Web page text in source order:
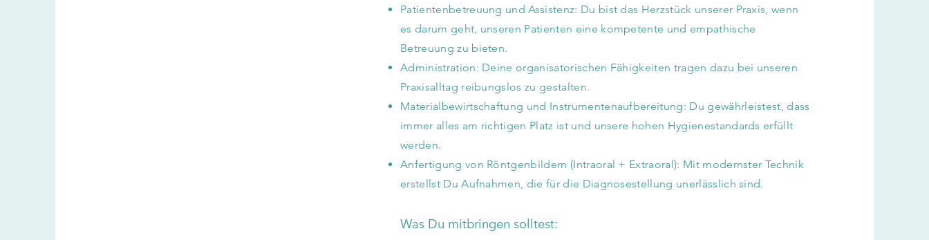
Patientenbetreuung und Assistenz: Du bist das Herzstück unserer Praxis, wenn
es darum geht, unseren Patienten eine kompetente und empathische
Betreuung zu bieten.
Administration: Deine organisatorischen Fähigkeiten tragen dazu bei unseren
Praxisalltag reibungslos zu gestalten.
Materialbewirtschaftung und Instrumentenaufbereitung: Du gewährleistest, dass
immer alles am richtigen Platz ist und unsere hohen Hygienestandards erfüllt
werden.
Anfertigung von Röntgenbildern (Intraoral + Extraoral): Mit modernster Technik
erstellst Du Aufnahmen, die für die Diagnosestellung unerlässlich sind.
Was Du mitbringen solltest: